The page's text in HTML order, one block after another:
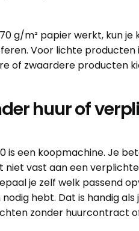
g/m² papier werkt, kun je
Voor lichte producten
of zwaardere producten
huur of
is een koopmachine. Je
niet vast aan een
je zelf welk passend
hebt. Dat is handig als
zonder huurcontract